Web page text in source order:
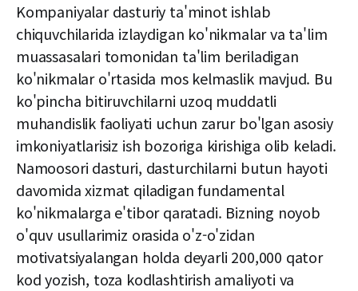
Kompaniyalar dasturiy ta'minot ishlab
chiquvchilarida izlaydigan ko'nikmalar va ta'lim
muassasalari tomonidan ta'lim beriladigan
ko'nikmalar o'rtasida mos kelmaslik mavjud. Bu
ko'pincha bitiruvchilarni uzoq muddatli
muhandislik faoliyati uchun zarur bo'lgan asosiy
imkoniyatlarisiz ish bozoriga kirishiga olib keladi.
Namoosori dasturi, dasturchilarni butun hayoti
davomida xizmat qiladigan fundamental
ko'nikmalarga e'tibor qaratadi. Bizning noyob
o'quv usullarimiz orasida o'z-o'zidan
motivatsiyalangan holda deyarli 200,000 qator
kod yozish, toza kodlashtirish amaliyoti va